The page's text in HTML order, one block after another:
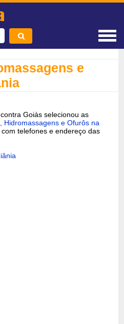
e
Goiás selecionou as
Hidromassagens e Ofurôs na
telefones e endereço das